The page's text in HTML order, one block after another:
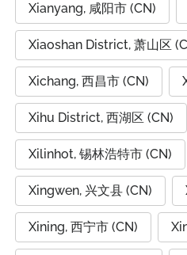
Xianyang, 咸阳市 (CN)
Xiaoshan District, 萧山区
Xichang, 西昌市 (CN)
Xihu District, 西湖区 (CN)
Xilinhot, 锡林浩特市 (CN)
Xingwen, 兴文县 (CN)
Xining, 西宁市 (CN)